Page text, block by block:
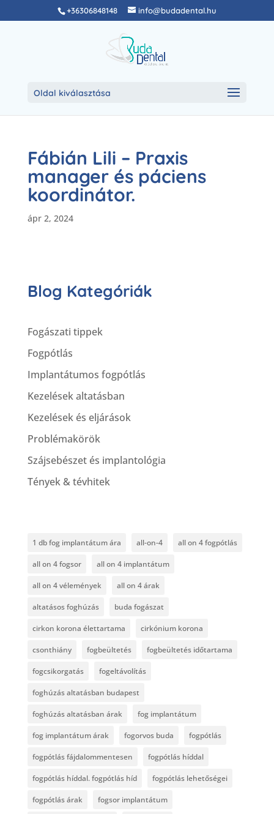
+36306848148 info@budadental.hu
Oldal kiválasztása
Fábián Lili – Praxis
manager és páciens
koordinátor.
ápr 2, 2024
Blog Kategóriák
Fogászati tippek
Fogpótlás
Implantátumos fogpótlás
Kezelések altatásban
Kezelések és eljárások
Problémakörök
Szájsebészet és implantológia
Tények & tévhitek
1 db fog implantátum ára all-on-4 all on 4 fogpótlás
all on 4 fogsor all on 4 implantátum
all on 4 vélemények all on 4 árak
altatásos foghúzás buda fogászat
cirkon korona élettartama cirkónium korona
csonthiány fogbeültetés fogbeültetés időtartama
fogcsikorgatás fogeltávolítás
foghúzás altatásban budapest
foghúzás altatásban árak fog implantátum
fog implantátum árak fogorvos buda fogpótlás
fogpótlás fájdalommentesen fogpótlás híddal
fogpótlás híddal. fogpótlás híd fogpótlás lehetőségei
fogpótlás árak fogsor implantátum